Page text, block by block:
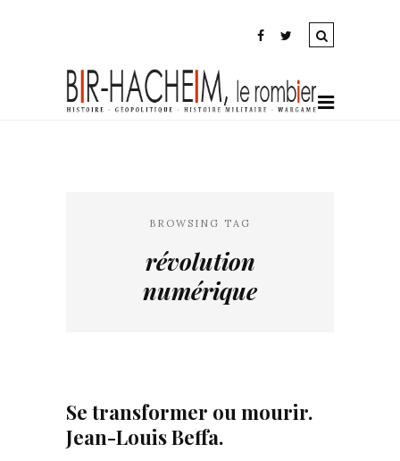
BROWSING TAG
révolution
numérique
Se transformer ou mourir.
Jean-Louis Beffa.